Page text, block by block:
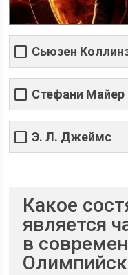
Сьюзен
Стефани Майер
Э. Л. Джеймс
Какое
является
в